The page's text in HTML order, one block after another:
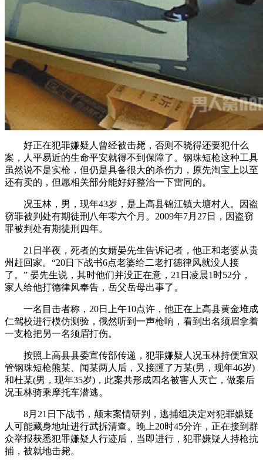
好正在犯罪嫌疑人曾经被击毙，否则不晓得还要犯什么
案，人平易近的生命平安就得不到保障了。钢珠短枪这种工具
虽然说不是实枪，但仍是具备很大的杀伤力，原先淘宝上以至
还有卖的，但愿相关部分能好好整治一下雷同的。
况玉林，男，现年43岁，是上高县锦江镇大塘村人。因盗
窃罪被判处有期徒刑八年零六个月。2009年7月27日，因盗窃
罪被判处有期徒刑四年。
21日半夜，死者的女婿晏先生告诉记者，他正和老婆从贵
州赶回家。“20日下战书6点老婆给二老打德律风就没人接
了。” 晏先生说，其时他们并没正在意，21日凌晨1时52分，
家人给他打德律风奉告，岳父岳母出事了。
一名目击者称，20日上午10点许，他正在上高县黄金堆成
仁驾校进行模仿测验，俄然听到一声枪响，看到出名须眉拿着
一支枪把另一名须眉打伤。
按照上高县县委宣传部传递，犯罪嫌疑人况玉林持便宜双
管钢珠短枪熊某、闻某两人后，又接踵了万某(男，现年46岁)
和杜某(男，现年35岁)，此案共形成四名被害人灭亡，做案后
况玉林骑乘摩托车潜逃。
8月21日下战书，颠末案情研判，逃捕组决定对犯罪嫌疑
人可能藏身地址进行武拆清查。晚上20时45分许，正在接到群
众举报获悉犯罪嫌疑人行迹后，当即进行，犯罪嫌疑人持枪抗
捕，被就地击毙。